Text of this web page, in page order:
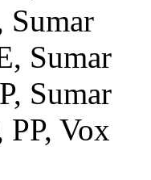
Sumar
Sumar
Sumar
PP, Vox